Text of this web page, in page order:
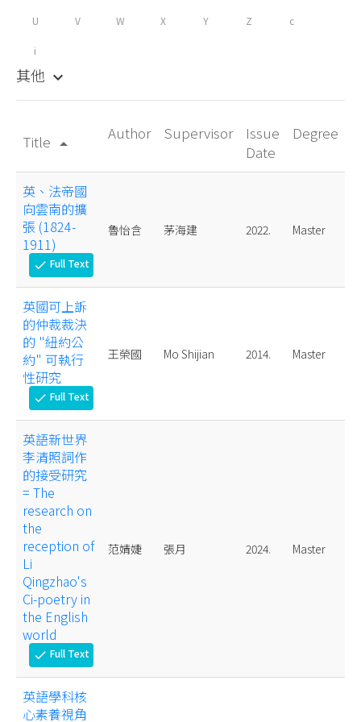
U V W X Y Z c
i
其他 keyboard_arrow_down
Title arrow_drop_up
Author Supervisor
Issue
Date
Degree
英、法帝國
向雲南的擴
張 (1824-
1911)
check Full Text
魯怡含 茅海建 2022. Master
英國可上訴
的仲裁裁決
的 "紐約公
約" 可執行
性研究
check Full Text
王榮國 Mo Shijian 2014. Master
英語新世界
李清照詞作
的接受研究
= The
research on
the
reception of
Li
Qingzhao's
Ci-poetry in
the English
world
check Full Text
范婧婕 張月 2024. Master
英語學科核
心素養視角